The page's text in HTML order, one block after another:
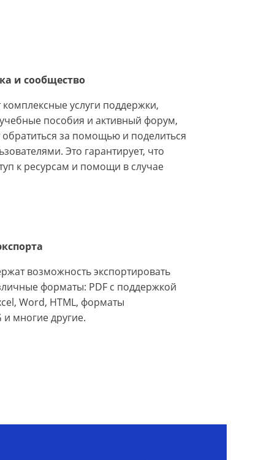
и сообщество
услуги поддержки,
пособия и активный форум,
обратиться за помощью и поделиться
Это гарантирует, что
к ресурсам и помощи в случае
возможность экспортировать
форматы: PDF с поддержкой
Word, HTML, форматы
и многие другие.